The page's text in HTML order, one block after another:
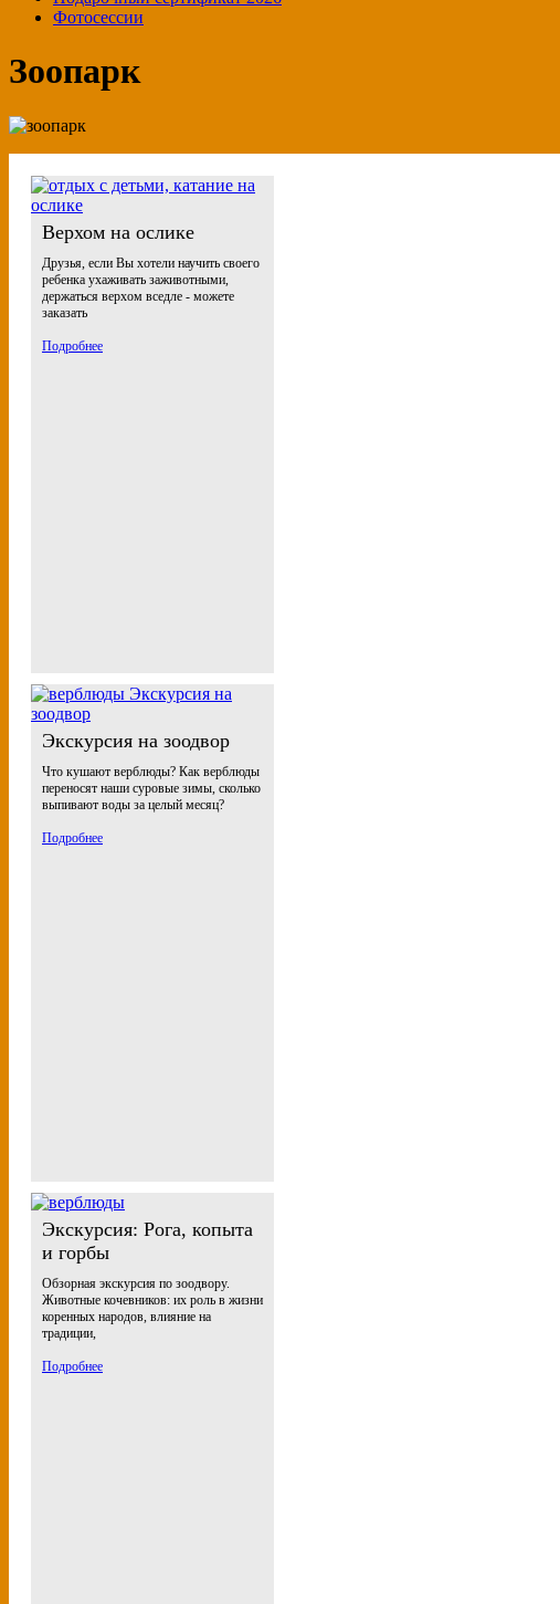
Фотосессии
Зоопарк
Верхом на ослике
Друзья, если Вы хотели научить своего
ребенка ухаживать заживотными,
держаться верхом вседле - можете
заказать
Подробнее
Экскурсия на зоодвор
Что кушают верблюды? Как верблюды
переносят наши суровые зимы, сколько
выпивают воды за целый месяц?
Подробнее
Экскурсия: Рога, копыта
и горбы
Обзорная экскурсия по зоодвору.
Животные кочевников: их роль в жизни
коренных народов, влияние на
традиции,
Подробнее